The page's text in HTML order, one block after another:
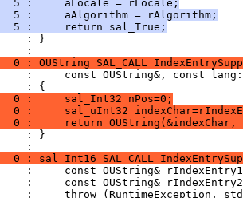
5 :     aLocale = rLocale;
5 :     aAlgorithm = rAlgorithm;
5 :     return sal_True;
: }
0 : OUString SAL_CALL
0 :     sal_Int32 nPos=0;
0 :     sal_uInt32
0 :     return OUString(&indexChar,
: }
0 : sal_Int16 SAL_CALL